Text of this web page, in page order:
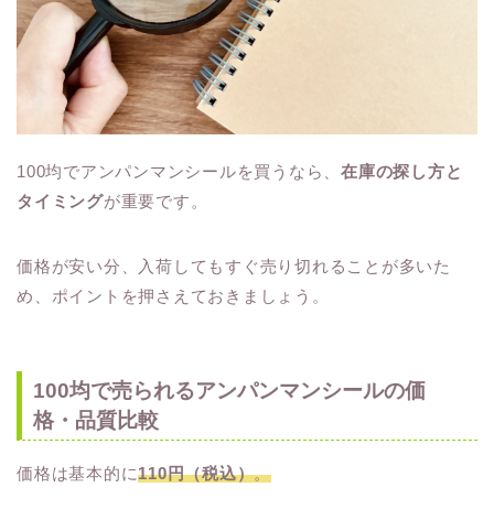
100均でアンパンマンシールを買うなら、在庫の探し方と
タイミングが重要です。
価格が安い分、入荷してもすぐ売り切れることが多いた
め、ポイントを押さえておきましょう。
100均で売られるアンパンマンシールの価
格・品質比較
価格は基本的に110円（税込）。